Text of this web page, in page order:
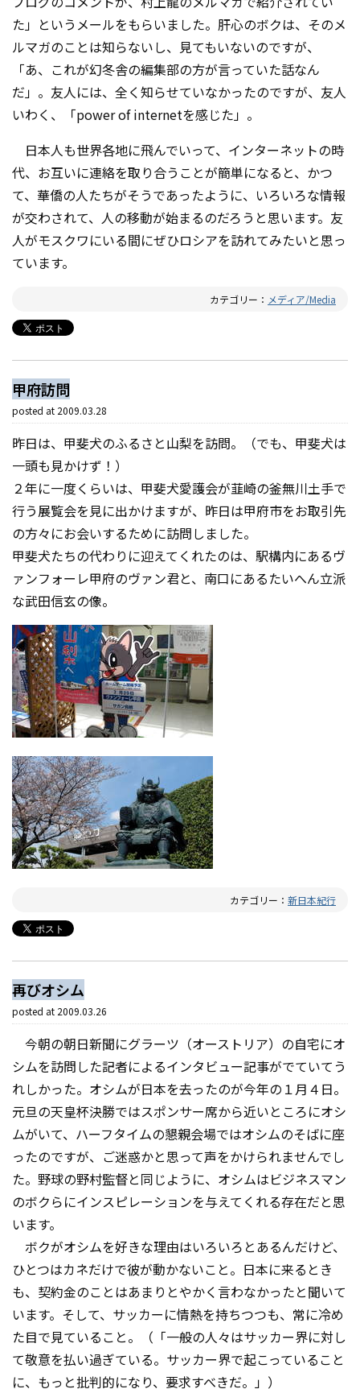
た」というメールをもらいました。肝心のボクは、そのメ
ルマガのことは知らないし、見てもいないのですが、
「あ、これが幻冬舎の編集部の方が言っていた話なん
だ」。友人には、全く知らせていなかったのですが、友人
いわく、「power of internetを感じた」。
日本人も世界各地に飛んでいって、インターネットの時
代、お互いに連絡を取り合うことが簡単になると、かつ
て、華僑の人たちがそうであったように、いろいろな情報
が交わされて、人の移動が始まるのだろうと思います。友
人がモスクワにいる間にぜひロシアを訪れてみたいと思っ
ています。
カテゴリー： メディア/Media
甲府訪問
posted at 2009.03.28
昨日は、甲斐犬のふるさと山梨を訪問。（でも、甲斐犬は
一頭も見かけず！）
２年に一度くらいは、甲斐犬愛護会が韮崎の釜無川土手で
行う展覧会を見に出かけますが、昨日は甲府市をお取引先
の方々にお会いするために訪問しました。
甲斐犬たちの代わりに迎えてくれたのは、駅構内にあるヴ
ァンフォーレ甲府のヴァン君と、南口にあるたいへん立派
な武田信玄の像。
カテゴリー： 新日本紀行
再びオシム
posted at 2009.03.26
今朝の朝日新聞にグラーツ（オーストリア）の自宅にオ
シムを訪問した記者によるインタビュー記事がでていてう
れしかった。オシムが日本を去ったのが今年の１月４日。
元旦の天皇杯決勝ではスポンサー席から近いところにオシ
ムがいて、ハーフタイムの懇親会場ではオシムのそばに座
ったのですが、ご迷惑かと思って声をかけられませんでし
た。野球の野村監督と同じように、オシムはビジネスマン
のボクらにインスピレーションを与えてくれる存在だと思
います。
ボクがオシムを好きな理由はいろいろとあるんだけど、
ひとつはカネだけで彼が動かないこと。日本に来るとき
も、契約金のことはあまりとやかく言わなかったと聞いて
います。そして、サッカーに情熱を持ちつつも、常に冷め
た目で見ていること。（「一般の人々はサッカー界に対し
て敬意を払い過ぎている。サッカー界で起こっていること
に、もっと批判的になり、要求すべきだ。」）